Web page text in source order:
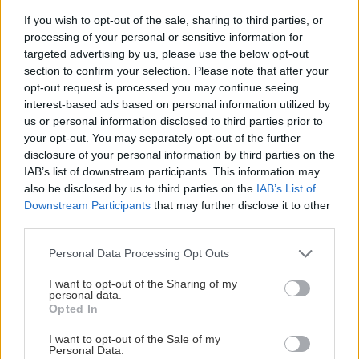
If you wish to opt-out of the sale, sharing to third parties, or
processing of your personal or sensitive information for
targeted advertising by us, please use the below opt-out
section to confirm your selection. Please note that after your
opt-out request is processed you may continue seeing
interest-based ads based on personal information utilized by
us or personal information disclosed to third parties prior to
your opt-out. You may separately opt-out of the further
disclosure of your personal information by third parties on the
IAB’s list of downstream participants. This information may
also be disclosed by us to third parties on the IAB’s List of
Downstream Participants that may further disclose it to other
Please note that this website/app uses one or more Google
not limited to your visit or usage behaviour. You may click to
grant or deny consent to Google and its third-party tags to
use your data for below specified purposes in below Google
consent section.
Personal Data Processing Opt Outs
I want to opt-out of the Sharing of my
personal data.
Opted In
I want to opt-out of the Sale of my
Personal Data.
susedí. Cesty sa tu zbiehajú pod ostrým uhlom.
Jedna sa dvíha do kopca za nami a hlavná
komunikácia klesá smerom k starému Badínu.
Polkruhová prístavba nezavadzia šoférom vo
výhľade, páči sa ľuďom z okolia, no robota so
zakladaním v kopci, kde sme pod základy hĺbili
terasovitý výkop a niekoľkokrát liali betón,
predĺžila dokončenie na tri mesiace. Na pohľad
elegantné stavby v sebe skrývajú zložité
konštrukčné riešenia.“